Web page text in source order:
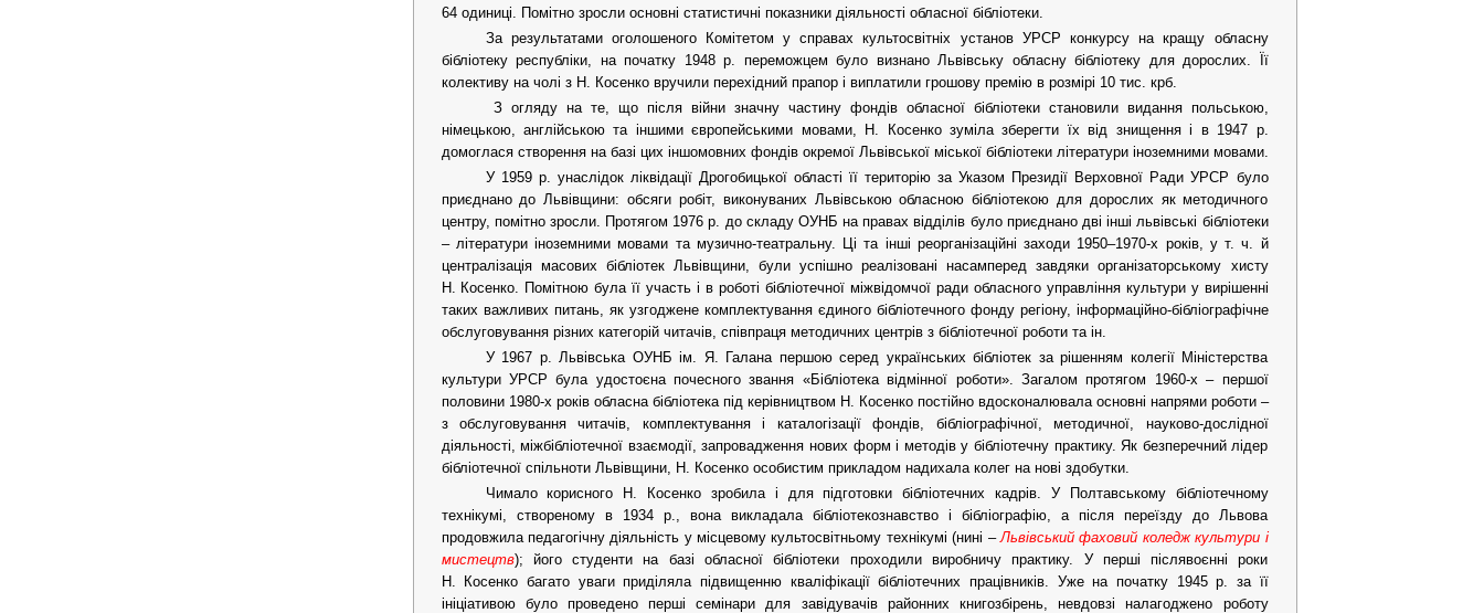
64 одиниці. Помітно зросли основні статистичні показники діяльності обласної бібліотеки.
За результатами оголошеного Комітетом у справах культосвітніх установ УРСР конкурсу на кращу обласну
бібліотеку республіки, на початку 1948 р. переможцем було визнано Львівську обласну бібліотеку для дорослих. Її
колективу на чолі з Н. Косенко вручили перехідний прапор і виплатили грошову премію в розмірі 10 тис. крб.
З огляду на те, що після війни значну частину фондів обласної бібліотеки становили видання польською,
німецькою, англійською та іншими європейськими мовами, Н. Косенко зуміла зберегти їх від знищення і в 1947 р.
домоглася створення на базі цих іншомовних фондів окремої Львівської міської бібліотеки літератури іноземними мовами.
У 1959 р. унаслідок ліквідації Дрогобицької області її територію за Указом Президії Верховної Ради УРСР було
приєднано до Львівщини: обсяги робіт, виконуваних Львівською обласною бібліотекою для дорослих як методичного
центру, помітно зросли. Протягом 1976 р. до складу ОУНБ на правах відділів було приєднано дві інші львівські бібліотеки
– літератури іноземними мовами та музично-театральну. Ці та інші реорганізаційні заходи 1950–1970-х років, у т. ч. й
централізація масових бібліотек Львівщини, були успішно реалізовані насамперед завдяки організаторському хисту
Н. Косенко. Помітною була її участь і в роботі бібліотечної міжвідомчої ради обласного управління культури у вирішенні
таких важливих питань, як узгоджене комплектування єдиного бібліотечного фонду регіону, інформаційно-бібліографічне
обслуговування різних категорій читачів, співпраця методичних центрів з бібліотечної роботи та ін.
У 1967 р. Львівська ОУНБ ім. Я. Галана першою серед українських бібліотек за рішенням колегії Міністерства
культури УРСР була удостоєна почесного звання «Бібліотека відмінної роботи». Загалом протягом 1960-х – першої
половини 1980-х років обласна бібліотека під керівництвом Н. Косенко постійно вдосконалювала основні напрями роботи –
з обслуговування читачів, комплектування і каталогізації фондів, бібліографічної, методичної, науково-дослідної
діяльності, міжбібліотечної взаємодії, запровадження нових форм і методів у бібліотечну практику. Як безперечний лідер
бібліотечної спільноти Львівщини, Н. Косенко особистим прикладом надихала колег на нові здобутки.
Чимало корисного Н. Косенко зробила і для підготовки бібліотечних кадрів. У Полтавському бібліотечному
технікумі, створеному в 1934 р., вона викладала бібліотекознавство і бібліографію, а після переїзду до Львова
продовжила педагогічну діяльність у місцевому культосвітньому технікумі (нині –Львівський фаховий коледж культури і
мистецтв); його студенти на базі обласної бібліотеки проходили виробничу практику. У перші післявоєнні роки
Н. Косенко багато уваги приділяла підвищенню кваліфікації бібліотечних працівників. Уже на початку 1945 р. за її
ініціативою було проведено перші семінари для завідувачів районних книгозбірень, невдовзі налагоджено роботу